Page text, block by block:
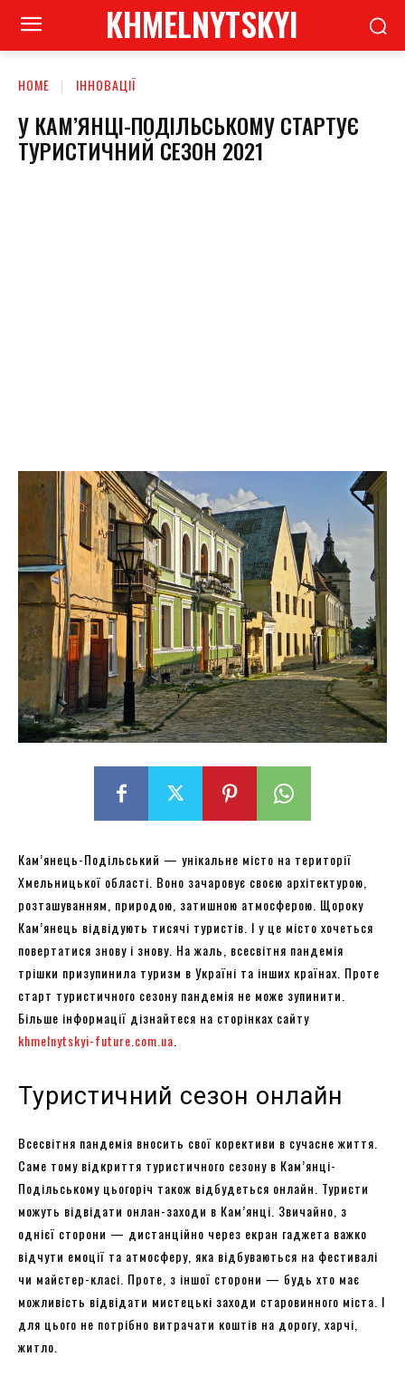
KHMELNYTSKYI
HOME ІННОВАЦІЇ
У КАМ’ЯНЦІ-ПОДІЛЬСЬКОМУ СТАРТУЄ
ТУРИСТИЧНИЙ СЕЗОН 2021
Кам’янець-Подільський — унікальне місто на території
Хмельницької області. Воно зачаровує своєю архітектурою,
розташуванням, природою, затишною атмосферою. Щороку
Кам’янець відвідують тисячі туристів. І у це місто хочеться
повертатися знову і знову. На жаль, всесвітня пандемія
трішки призупинила туризм в Україні та інших країнах. Проте
старт туристичного сезону пандемія не може зупинити.
Більше інформації дізнайтеся на сторінках сайту
khmelnytskyi-future.com.ua
Туристичний сезон онлайн
Всесвітня пандемія вносить свої корективи в сучасне життя.
Саме тому відкриття туристичного сезону в Кам’янці-
Подільському цьогоріч також відбудеться онлайн. Туристи
можуть відвідати онлан-заходи в Кам’янці. Звичайно, з
однієї сторони — дистанційно через екран гаджета важко
відчути емоції та атмосферу, яка відбуваються на фестивалі
чи майстер-класі. Проте, з іншої сторони — будь хто має
можливість відвідати мистецькі заходи старовинного міста. І
для цього не потрібно витрачати коштів на дорогу, харчі,
житло.